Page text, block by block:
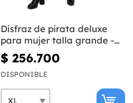
Disfraz de pirata deluxe
para mujer talla grande -
Colección colonial
$ 256.700
DISPONIBLE